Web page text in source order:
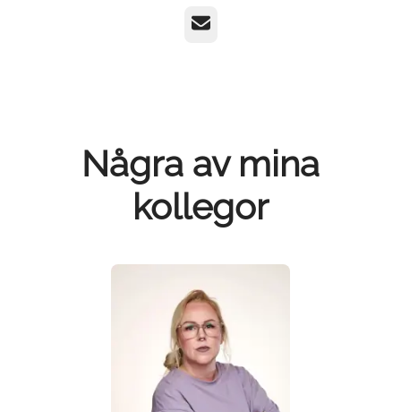
E-post
Några av mina
kollegor